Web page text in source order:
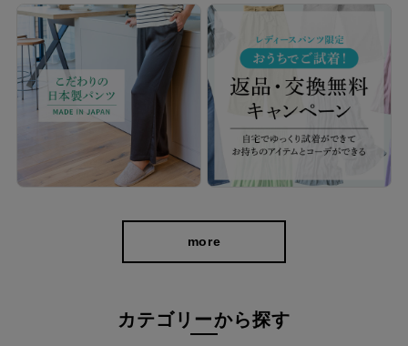
cafeからtabiまで、日常を上質に
more
カテゴリーから探す